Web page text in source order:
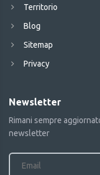
Territorio
Blog
Sitemap
Privacy
Newsletter
Rimani sempre
newsletter